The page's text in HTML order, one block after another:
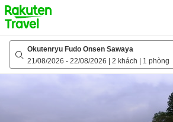
to
top
page
Okutenryu Fudo Onsen Sawaya
21/08/2026 - 22/08/2026 2 khách 1 phòng